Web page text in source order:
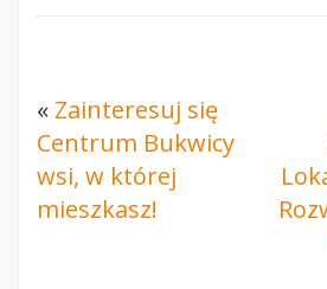
« Zainteresuj się
Centrum Bukwicy
wsi, w której
mieszkasz!